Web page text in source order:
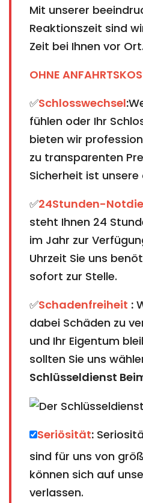
Mit unserer
Reaktionszeit sind
Zeit bei Ihnen vor Ort.
OHNE
✅Schlosswechsel:
fühlen oder Ihr
bieten wir
zu transparenten
Sicherheit ist
✅24Stunden-
steht Ihnen 24
im Jahr zur
Uhrzeit Sie uns
sofort zur Stelle.
✅Schadenfreiheit :
dabei Schäden zu
und Ihr Eigentum
sollten Sie uns
Schlüsseldienst
Seriösität:
sind für uns von
können sich auf
verlassen.